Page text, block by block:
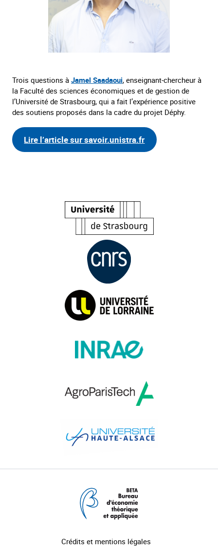
Trois questions à Jamel Saadaoui, enseignant-chercheur à
la Faculté des sciences économiques et de gestion de
l’Université de Strasbourg, qui a fait l’expérience positive
des soutiens proposés dans la cadre du projet Déphy.
Lire l’article sur savoir.unistra.fr
Crédits et mentions légales